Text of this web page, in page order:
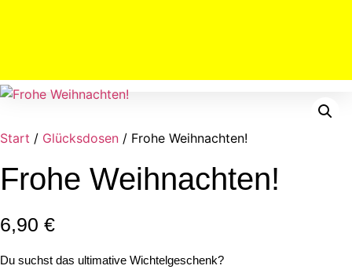
Start / Glücksdosen / Frohe Weihnachten!
Frohe Weihnachten!
6,90 €
Du suchst das ultimative Wichtelgeschenk?